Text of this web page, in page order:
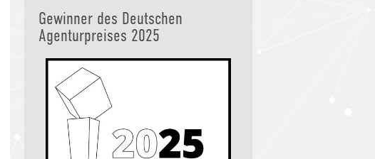
Gewinner des Deutschen
Agenturpreises 2025